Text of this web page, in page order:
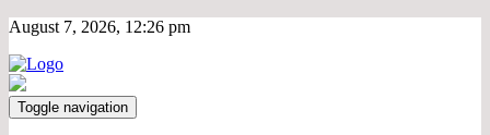
August 7, 2026, 12:26 pm
Toggle navigation